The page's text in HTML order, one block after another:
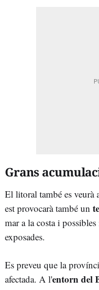
Grans
El litoral també es veurà
est provocarà també un
mar a la costa i
exposades.
Es preveu que la
afectada. A l'entorn del